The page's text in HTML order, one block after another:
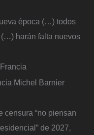
época (…) todos
harán falta nuevos
Michel Barnier
censura “no piensan
de 2027,